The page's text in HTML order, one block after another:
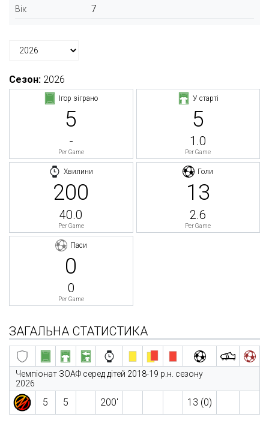
Вік 7
Сезон: 2026
Ігор зіграно
5
-
Per Game
У старті
5
1.0
Per Game
Хвилини
200
40.0
Per Game
Голи
13
2.6
Per Game
Паси
0
0
Per Game
ЗАГАЛЬНА СТАТИСТИКА
Чемпіонат ЗОАФ серед дітей 2018-19 р.н. сезону
2026
5 5 200′ 13 (0)